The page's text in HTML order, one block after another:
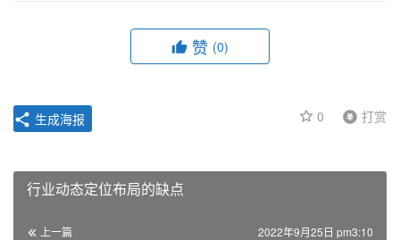
赞 (0)
0 打赏
生成海报
行业动态定位布局的缺点
上一篇 2022年9月25日 pm3:10